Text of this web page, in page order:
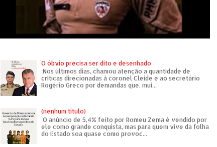
O óbvio precisa ser dito e desenhado
Nos últimos dias, chamou atenção a quantidade de
críticas direcionadas à coronel Cleide e ao secretário
Rogério Greco por demandas que, mui...
(nenhum título)
O anúncio de 5,4% feito por Romeu Zema é vendido por
ele como grande conquista, mas para quem vive da folha
do Estado soa quase como provoc...